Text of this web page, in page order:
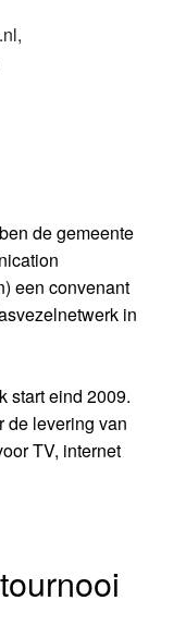
de gemeente
een convenant
in
start eind 2009.
de levering van
TV, internet